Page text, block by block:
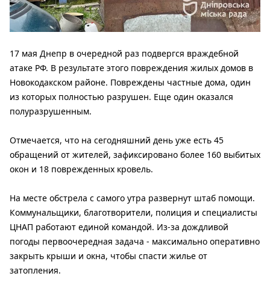
17 мая Днепр в очередной раз подвергся враждебной
атаке РФ. В результате этого повреждения жилых домов в
Новокодакском районе. Повреждены частные дома, один
из которых полностью разрушен. Еще один оказался
полуразрушенным.
Отмечается, что на сегодняшний день уже есть 45
обращений от жителей, зафиксировано более 160 выбитых
окон и 18 поврежденных кровель.
На месте обстрела с самого утра развернут штаб помощи.
Коммунальщики, благотворители, полиция и специалисты
ЦНАП работают единой командой. Из-за дождливой
погоды первоочередная задача - максимально оперативно
закрыть крыши и окна, чтобы спасти жилье от
затопления.